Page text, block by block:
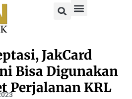
JakCard
Bisa Digunakan
Perjalanan KRL